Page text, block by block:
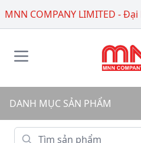
MNN COMPANY LIMITED -
DANH MỤC SẢN PHẨM